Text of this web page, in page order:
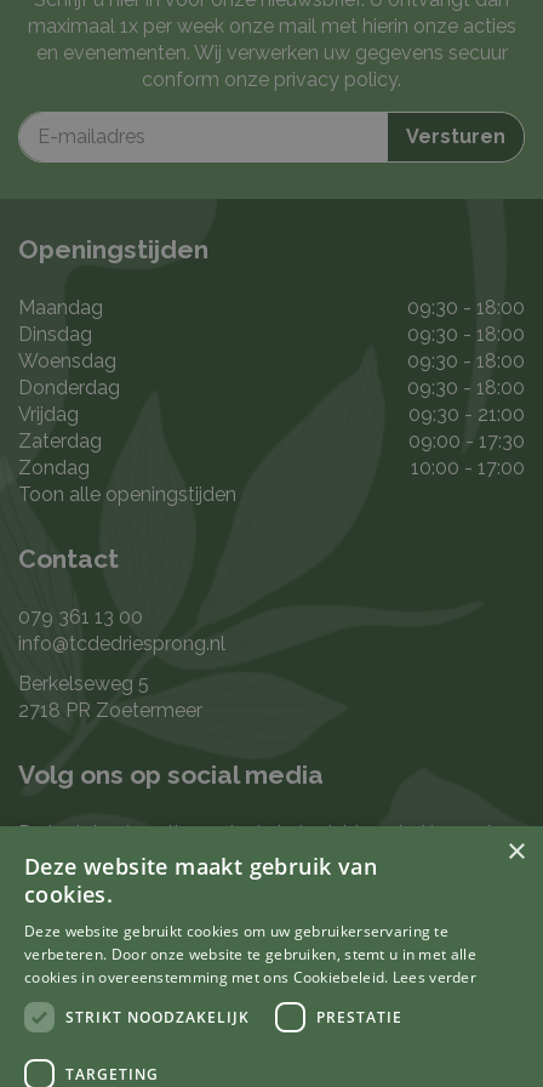
maximaal 1x per week onze mail met hierin onze acties
en evenementen. Wij verwerken uw gegevens secuur
conform onze privacy policy.
Openingstijden
Maandag
09:30 - 18:00
Dinsdag
09:30 - 18:00
Woensdag
09:30 - 18:00
Donderdag
09:30 - 18:00
Vrijdag
09:30 - 21:00
Zaterdag
09:00 - 17:30
Zondag
10:00 - 17:00
Toon alle openingstijden
Contact
079 361 13 00
info@tcdedriesprong.nl
Berkelseweg 5
2718 PR Zoetermeer
Volg ons op social media
De laatste nieuwtjes en leukste berichten vind je op de
de volgende kanalen:
Uw mening telt
×
Deze website maakt gebruik van
cookies.
Deze website gebruikt cookies om uw gebruikerservaring te
verbeteren. Door onze website te gebruiken, stemt u in met alle
cookies in overeenstemming met ons Cookiebeleid. Lees verder
STRIKT NOODZAKELIJK
PRESTATIE
TARGETING